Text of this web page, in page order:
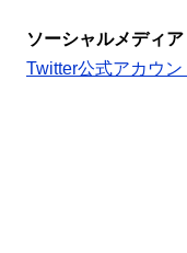
ソーシャルメディア
Twitter公式アカウン